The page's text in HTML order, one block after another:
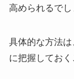
高められるでし
具体的な方法
に把握しておく